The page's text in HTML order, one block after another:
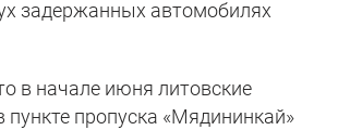
задержанных автомобилях
в начале июня литовские
пропуска «Мядининкай»